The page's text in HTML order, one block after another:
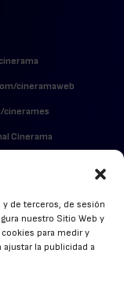
de terceros, de sesión
nuestro Sitio Web y
para medir y
ajustar la publicidad a
cineramaweb
Cinerama